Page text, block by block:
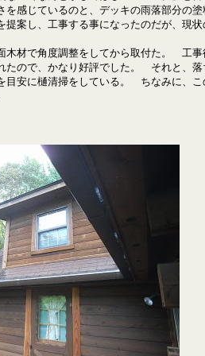
を感じているのと、デッキの雨落部分
提案し、工事する事になったのだが、現
木材で角度調整をしてから取付た。 工事
たので、かなり好評でした。 それと、
目安に樋清掃をしている。 ちなみに、
。